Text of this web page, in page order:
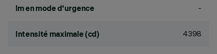
lm en mode d'urgence -
Intensité maximale (cd) 4398